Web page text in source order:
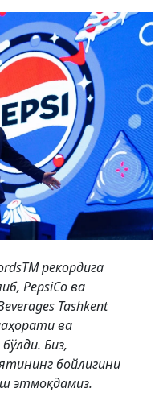
рекордига
PepsiCо ва
Tashkent
ва
Биз,
бойлигини
этмоқдамиз.